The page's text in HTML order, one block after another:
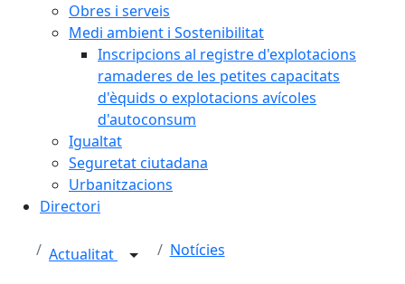
Obres i serveis
Medi ambient i Sostenibilitat
Inscripcions al registre d'explotacions
ramaderes de les petites capacitats
d'èquids o explotacions avícoles
d'autoconsum
Igualtat
Seguretat ciutadana
Urbanitzacions
Directori
Actualitat Notícies